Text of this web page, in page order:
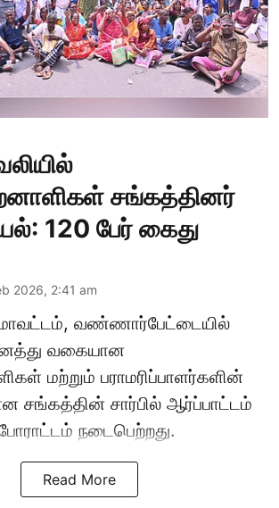
சங்கத்தினர்
120 பேர் கைது
2026, 2:41 am
மாவட்டம், வண்ணார்பேட்டையில்
வகையான
மற்றும் பராமரிப்பாளர்களின்
சங்கத்தின் சார்பில் ஆர்ப்பாட்டம்
நடைபெற்றது.
Read More